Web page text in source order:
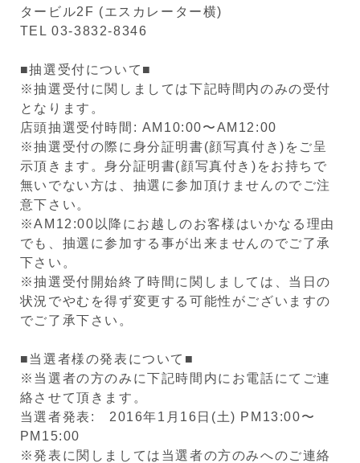
タービル2F (エスカレーター横)
TEL 03-3832-8346
■抽選受付について■
※抽選受付に関しましては下記時間内のみの受付
となります。
店頭抽選受付時間: AM10:00〜AM12:00
※抽選受付の際に身分証明書(顔写真付き)をご呈
示頂きます。身分証明書(顔写真付き)をお持ちで
無いでない方は、抽選に参加頂けませんのでご注
意下さい。
※AM12:00以降にお越しのお客様はいかなる理由
でも、抽選に参加する事が出来ませんのでご了承
下さい。
※抽選受付開始終了時間に関しましては、当日の
状況でやむを得ず変更する可能性がございますの
でご了承下さい。
■当選者様の発表について■
※当選者の方のみに下記時間内にお電話にてご連
絡させて頂きます。
当選者発表: 2016年1月16日(土) PM13:00〜
PM15:00
※発表に関しましては当選者の方のみへのご連絡